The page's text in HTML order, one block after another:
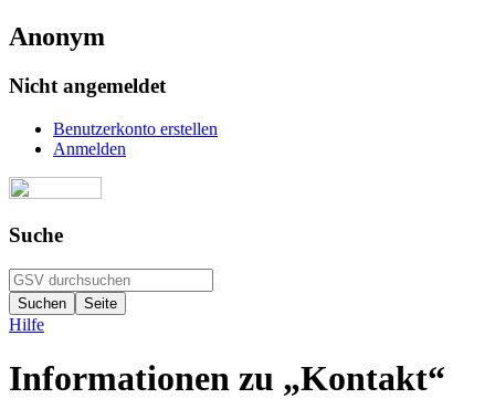
Anonym
Nicht angemeldet
Benutzerkonto erstellen
Anmelden
Suche
Hilfe
Informationen zu „Kontakt“